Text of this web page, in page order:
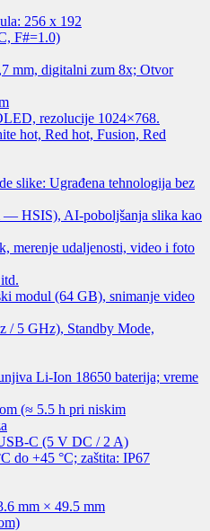
256 x 192
F#=1.0)
mm, digitalni zum 8x; Otvor
rezolucije 1024×768.
hot, Red hot, Fusion, Red
slike: Ugrađena tehnologija bez
— HSIS), AI-poboljšanja slika kao
merenje udaljenosti, video i foto
modul (64 GB), snimanje video
/ 5 GHz), Standby Mode,
Li-Ion 18650 baterija; vreme
(≈ 5.5 h pri niskim
C (5 V DC / 2 A)
do +45 °C; zaštita: IP67
mm × 49.5 mm